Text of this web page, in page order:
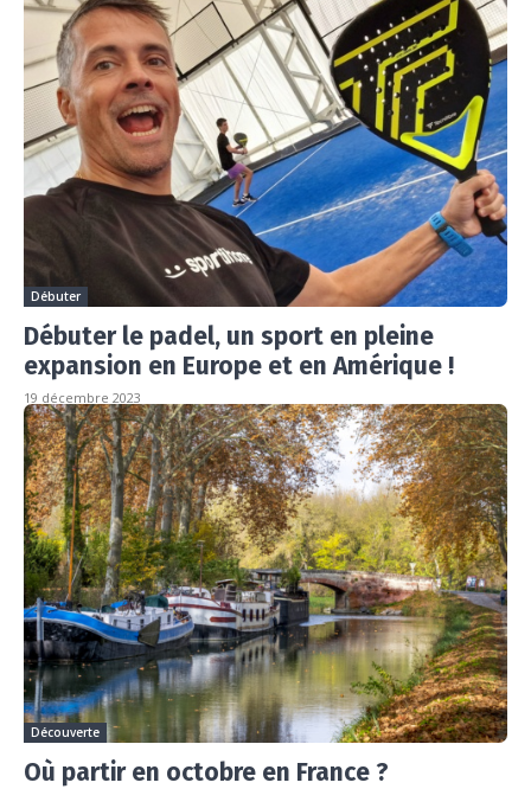
Débuter
Débuter le padel, un sport en pleine
expansion en Europe et en Amérique !
19 décembre 2023
Découverte
Où partir en octobre en France ?